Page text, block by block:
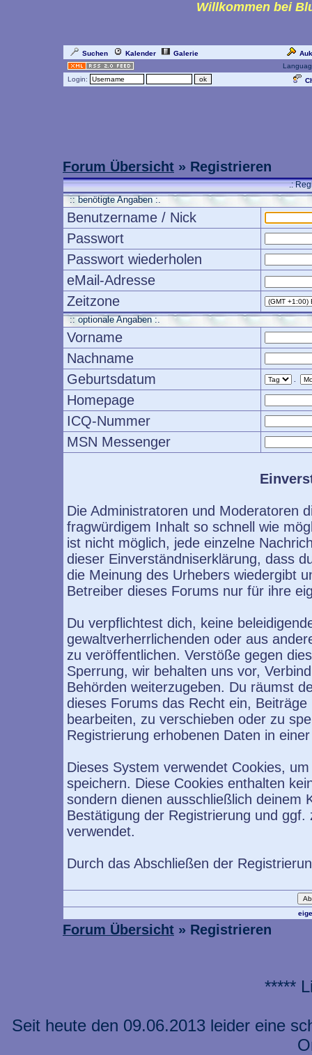
Willkommen bei
Suchen Kalender Galerie
Login:
Forum Übersicht » Registrieren
.:
:: benötigte Angaben :.
Benutzername / Nick
Passwort
Passwort wiederholen
eMail-Adresse
Zeitzone
:: optionale Angaben :.
Vorname
Nachname
Geburtsdatum
Homepage
ICQ-Nummer
MSN Messenger
Die Administratoren und Moderatoren
fragwürdigem Inhalt so schnell wie
ist nicht möglich, jede einzelne
dieser Einverständniserklärung, dass
die Meinung des Urhebers wiedergibt
Betreiber dieses Forums nur für ihre
Du verpflichtest dich, keine
gewaltverherrlichenden oder aus
zu veröffentlichen. Verstöße gegen
Sperrung, wir behalten uns vor,
Behörden weiterzugeben. Du räumst
dieses Forums das Recht ein,
bearbeiten, zu verschieben oder zu
Registrierung erhobenen Daten in
Dieses System verwendet Cookies,
speichern. Diese Cookies enthalten
sondern dienen ausschließlich deinem
Bestätigung der Registrierung und
verwendet.
Durch das Abschließen der
Forum Übersicht » Registrieren
*****
Seit heute den 09.06.2013 leider eine